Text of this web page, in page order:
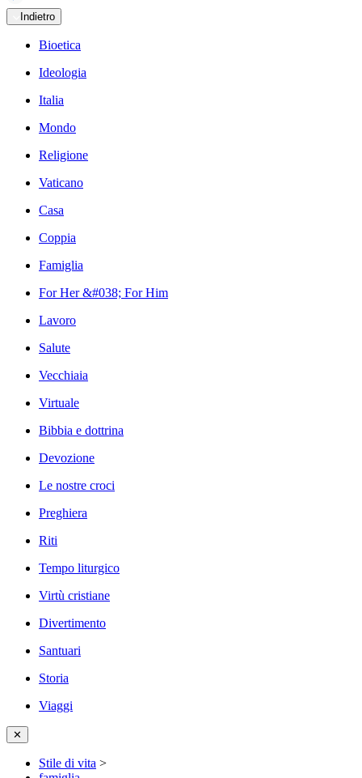
Indietro
Bioetica
Ideologia
Italia
Mondo
Religione
Vaticano
Casa
Coppia
Famiglia
For Her &#038; For Him
Lavoro
Salute
Vecchiaia
Virtuale
Bibbia e dottrina
Devozione
Le nostre croci
Preghiera
Riti
Tempo liturgico
Virtù cristiane
Divertimento
Santuari
Storia
Viaggi
✕
Stile di vita >